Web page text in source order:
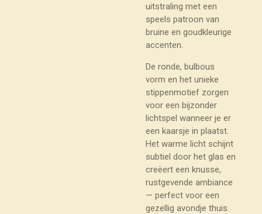
uitstraling met een
speels patroon van
bruine en goudkleurige
accenten.
De ronde, bulbous
vorm en het unieke
stippenmotief zorgen
voor een bijzonder
lichtspel wanneer je er
een kaarsje in plaatst.
Het warme licht schijnt
subtiel door het glas en
creëert een knusse,
rustgevende ambiance
— perfect voor een
gezellig avondje thuis.